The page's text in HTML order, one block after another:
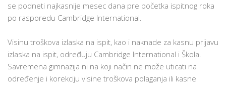
se podneti najkasnije mesec dana pre početka ispitnog roka
po rasporedu Cambridge International.
Visinu troškova izlaska na ispit, kao i naknade za kasnu prijavu
izlaska na ispit, određuju Cambridge International i Škola.
Savremena gimnazija ni na koji način ne može uticati na
određenje i korekciju visine troškova polaganja ili kasne